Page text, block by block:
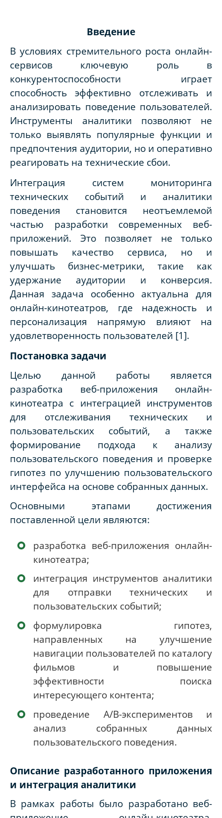
Введение
В условиях стремительного роста онлайн-
сервисов ключевую роль в
конкурентоспособности играет
способность эффективно отслеживать и
анализировать поведение пользователей.
Инструменты аналитики позволяют не
только выявлять популярные функции и
предпочтения аудитории, но и оперативно
реагировать на технические сбои.
Интеграция систем мониторинга
технических событий и аналитики
поведения становится неотъемлемой
частью разработки современных веб-
приложений. Это позволяет не только
повышать качество сервиса, но и
улучшать бизнес-метрики, такие как
удержание аудитории и конверсия.
Данная задача особенно актуальна для
онлайн-кинотеатров, где надежность и
персонализация напрямую влияют на
удовлетворенность пользователей [1].
Постановка задачи
Целью данной работы является
разработка веб-приложения онлайн-
кинотеатра с интеграцией инструментов
для отслеживания технических и
пользовательских событий, а также
формирование подхода к анализу
пользовательского поведения и проверке
гипотез по улучшению пользовательского
интерфейса на основе собранных данных.
Основными этапами достижения
поставленной цели являются:
разработка веб-приложения онлайн-
кинотеатра;
интеграция инструментов аналитики
для отправки технических и
пользовательских событий;
формулировка гипотез,
направленных на улучшение
навигации пользователей по каталогу
фильмов и повышение
эффективности поиска
интересующего контента;
проведение A/B-экспериментов и
анализ собранных данных
пользовательского поведения.
Описание разработанного приложения
и интеграция аналитики
В рамках работы было разработано веб-